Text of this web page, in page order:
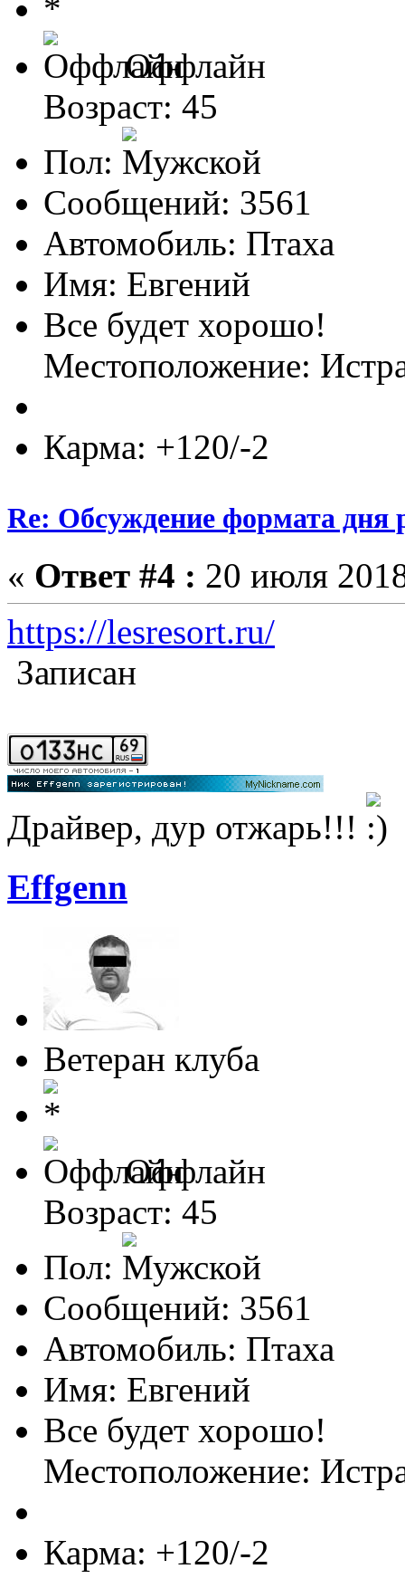
Оффлайн
Возраст: 45
Пол:
Сообщений: 3561
Автомобиль: Птаха
Имя: Евгений
Все будет хорошо!
Местоположение:
Карма: +120/-2
Re: Обсуждение формата дня
« Ответ #4 : 20 июля
https://lesresort.ru/
Записан
Драйвер, дур отжарь!!!
Effgenn
Ветеран клуба
Оффлайн
Возраст: 45
Пол:
Сообщений: 3561
Автомобиль: Птаха
Имя: Евгений
Все будет хорошо!
Местоположение:
Карма: +120/-2